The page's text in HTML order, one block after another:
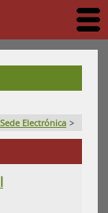
Sede Electrónica >